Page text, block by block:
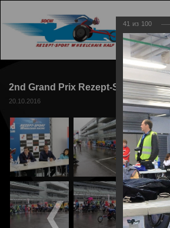
2nd Grand Prix Rezept-Sport
20.10.2016
41 из 100